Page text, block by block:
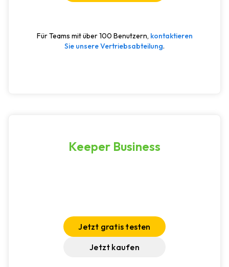
Für Teams mit über 100 Benutzern, kontaktieren
Sie unsere Vertriebsabteilung.
Keeper Business
Jetzt gratis testen
Jetzt kaufen